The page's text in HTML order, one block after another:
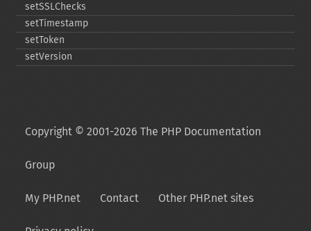
setSSLChecks
setTimestamp
setToken
setVersion
Copyright © 2001-2026 The PHP Documentation
Group
My PHP.net Contact Other PHP.net sites